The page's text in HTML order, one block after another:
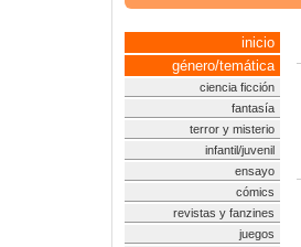
inicio
género/temática
ciencia ficción
fantasía
terror y misterio
infantil/juvenil
ensayo
cómics
revistas y fanzines
juegos